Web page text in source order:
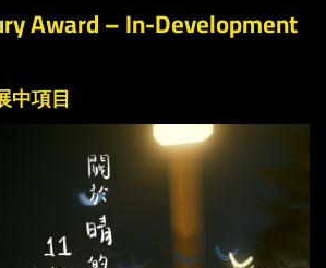
Award – In-Development
中項目